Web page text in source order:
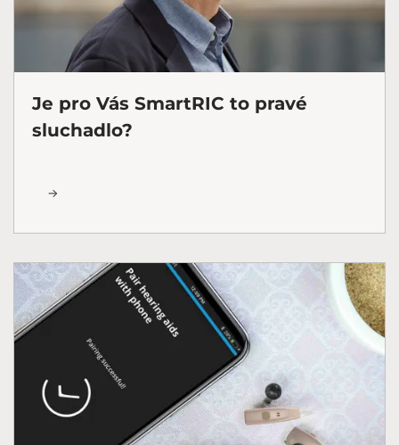
Je pro Vás SmartRIC to pravé
sluchadlo?